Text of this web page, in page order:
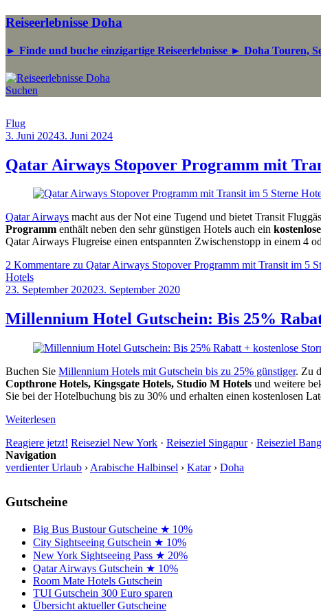
Reiseerlebnisse Doha
► Finde und buche einzigartige Reiseerlebnisse ► Doha Touren,
Suchen
Flug
3. Juni 20243. Juni 2024
Allan
Qatar Airways Stopover Programm mit
Qatar Airways macht aus der Not eine Tugend und bietet Transit
Programm enthält neben den sehr günstigen Hotels auch ein
Qatar Airways Flugreise einen entspannten Zwischenstopp in einem 4
2 Kommentare zu Qatar Airways Stopover Programm mit Transit im 5
Hotels
23. September 202023. September 2020
Allan
Millennium Hotel Gutschein: Bis 25%
Buchen Sie Millennium Hotels mit Gutschein bis zu 25% günstiger. Zu
Copthrone Hotels, Kingsgate Hotels, Studio M Hotels und weitere
Sie bei der Hotelbuchung bis zu 30% und erhalten einen kostenlosen
Weiterlesen
Reagiere jetzt! Reiseziel New York · Reiseziel Singapur· Reiseziel
Navigation
verdienter Urlaub › Arabische Halbinsel › Katar› Doha
Gutscheine
Big Bus Bustour Gutscheine ★ 10%
City Sightseeing Gutschein ★ 10%
New York Sightseeing Pass ★ 20%
Qatar Airways Gutschein ★ 10%
Room Mate Hotels Gutschein
TUI Gutschein 300 Euro sparen
Übersicht aktueller Gutscheine